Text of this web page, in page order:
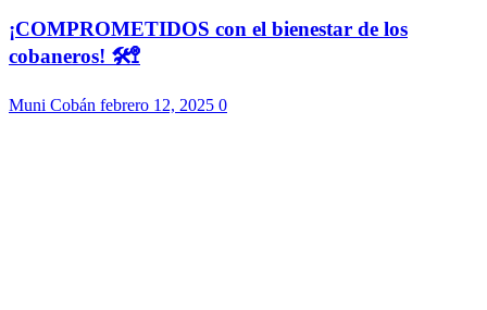
¡COMPROMETIDOS con el bienestar de los
cobaneros! 🛠️🚏
Muni Cobán febrero 12, 2025 0